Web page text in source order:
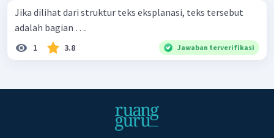
Jika dilihat dari struktur teks eksplanasi, teks tersebut
adalah bagian ….
1 3.8 Jawaban terverifikasi